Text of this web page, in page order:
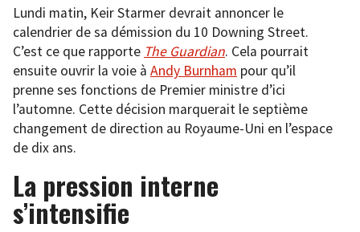
Lundi matin, Keir Starmer devrait annoncer le
calendrier de sa démission du 10 Downing Street.
C’est ce que rapporte The Guardian. Cela pourrait
ensuite ouvrir la voie à Andy Burnham pour qu’il
prenne ses fonctions de Premier ministre d’ici
l’automne. Cette décision marquerait le septième
changement de direction au Royaume-Uni en l’espace
de dix ans.
La pression interne
s’intensifie